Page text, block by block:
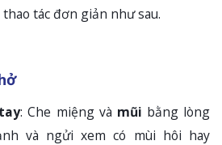
tác đơn giản như sau.
: Che miệng và mũi bằng lòng
và ngửi xem có mùi hôi hay